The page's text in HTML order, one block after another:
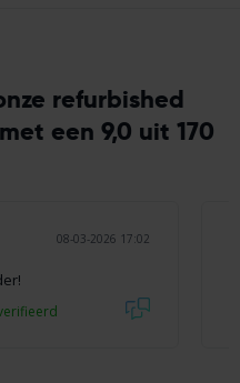
refurbished
een 9,0 uit 170
08-03-2026 17:02